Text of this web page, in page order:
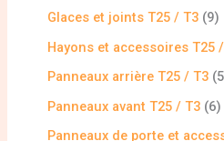
Glaces et joints T25 / T3 9
Hayons et accessoires T25
Panneaux arrière T25 / T3 5
Panneaux avant T25 / T3 6
Panneaux de porte et